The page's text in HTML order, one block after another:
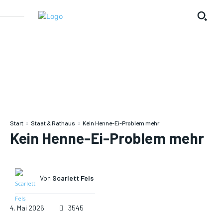
Start Staat & Rathaus Kein Henne-Ei-Problem mehr
Kein Henne-Ei-Problem mehr
Von Scarlett Fels
4. Mai 2026 3545